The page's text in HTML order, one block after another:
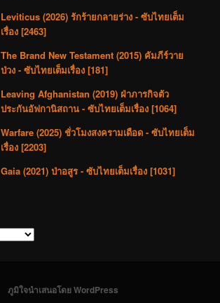
Leviticus (2026) รักร้ายกลายร่าง - ซับไทยเต็ม
เรื่อง [2463]
The Brand New Testament (2015) คัมภีร์วาย
ป่วง - ซับไทยเต็มเรื่อง [181]
Leaving Afghanistan (2019) ฝ่าภารกิจตัว
ประกันอัฟกานิสถาน - ซับไทยเต็มเรื่อง [1064]
Warfare (2025) ชั่วโมงสงครามเดือด - ซับไทยเต็ม
เรื่อง [2203]
Gaia (2021) ป่าอสูร - ซับไทยเต็มเรื่อง [1031]
ภูมิใจนำเสนอโดย WordPress